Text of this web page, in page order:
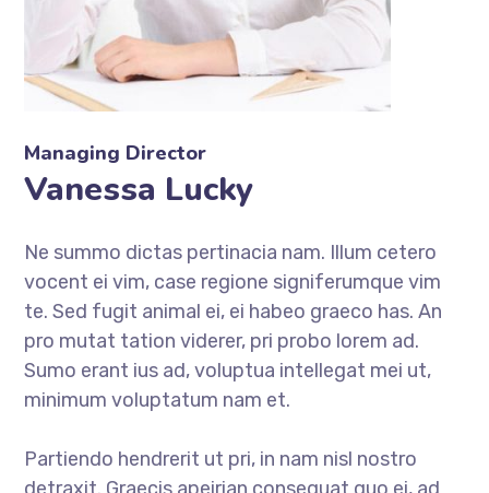
Managing Director
Vanessa Lucky
Ne summo dictas pertinacia nam. Illum cetero
vocent ei vim, case regione signiferumque vim
te. Sed fugit animal ei, ei habeo graeco has. An
pro mutat tation viderer, pri probo lorem ad.
Sumo erant ius ad, voluptua intellegat mei ut,
minimum voluptatum nam et.
Partiendo hendrerit ut pri, in nam nisl nostro